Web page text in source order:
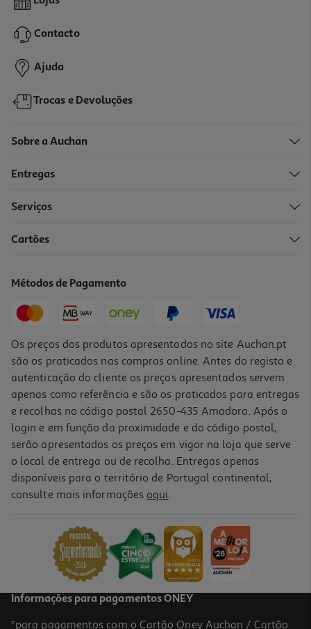
25,28 €
Loção Biorga Ecophane Fort Antiqueda 100 Ml
35,00 €
Contacto
Ajuda
Trocas e Devoluções
Sobre a Auchan
Entregas
Serviços
Cartões
Métodos de Pagamento
Os preços dos produtos apresentados no site Auchan.pt
são os praticados nas compras online. Antes do registo e
autenticação do cliente os preços apresentados servem
apenas como referência e são os praticados para entregas
e recolhas no código postal 2650-435 Amadora. Após o
login e em função da proximidade e do código postal,
serão apresentados os preços em vigor na loja que serve
o local de entrega ou de recolha. Entregas apenas
disponíveis para o território de Portugal continental,
consulte mais informações aqui.
Informações para pagamentos ONEY
*para pagamentos com o Cartão Oney Auchan / Cartão